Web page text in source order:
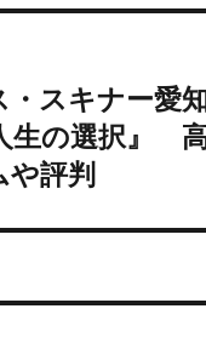
・スキナー愛
生の選択』
や評判